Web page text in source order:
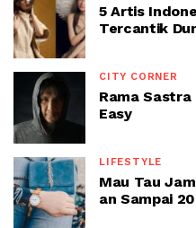
5 Artis
Tercantik
CITY CORNER
Rama
Easy
LIFESTYLE
Mau Tau
an Sampai